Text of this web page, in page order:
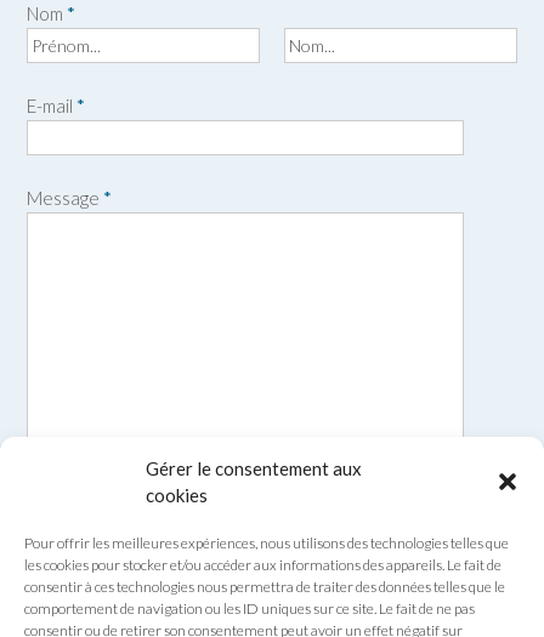
Gérer le consentement aux
cookies
Pour offrir les meilleures expériences, nous utilisons des technologies telles que
les cookies pour stocker et/ou accéder aux informations des appareils. Le fait de
consentir à ces technologies nous permettra de traiter des données telles que le
comportement de navigation ou les ID uniques sur ce site. Le fait de ne pas
consentir ou de retirer son consentement peut avoir un effet négatif sur
Nom *
é
E-mail *
Message *